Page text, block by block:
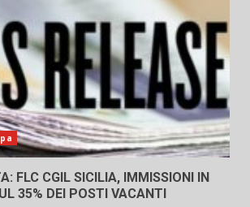
FLC CGIL SICILIA, IMMISSIONI IN
35% DEI POSTI VACANTI